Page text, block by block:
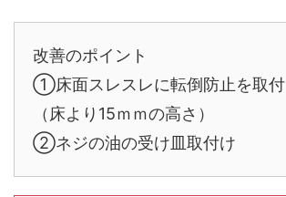
改善のポイント
①床面スレスレに転倒防止を取付
（床より15ｍｍの高さ）
②ネジの油の受け皿取付け